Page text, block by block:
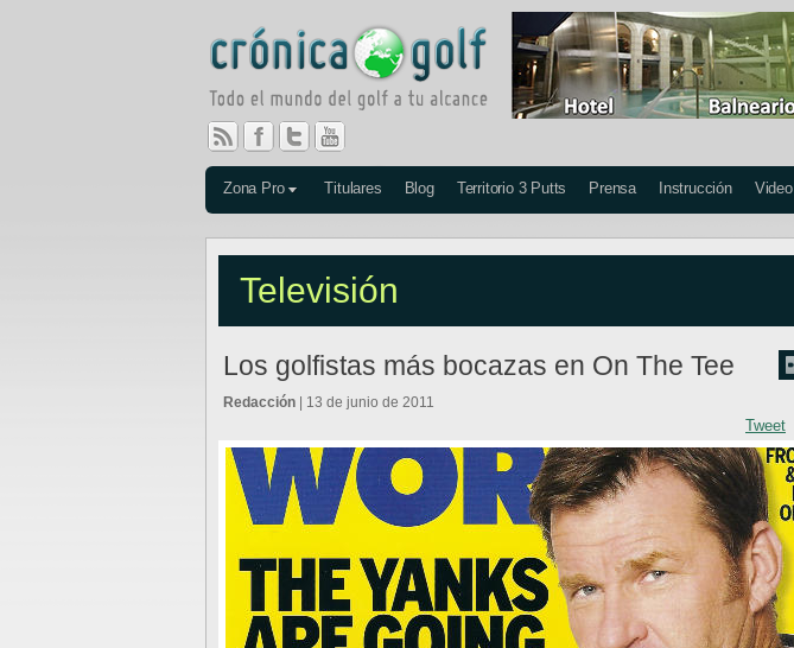
Zona Pro Titulares Blog Territorio 3 Putts Prensa Instrucción Video
Televisión
Los golfistas más bocazas en On The Tee
Tweet
Redacción | 13 de junio de 2011